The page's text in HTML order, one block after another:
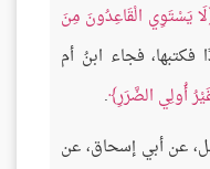
لَا يَسْتَوِي الْقَاعِدُونَ مِنَ
فجاء ابنُ أم
أُولِي الضَّرَرِ .
عن أبي إسحاق، عن